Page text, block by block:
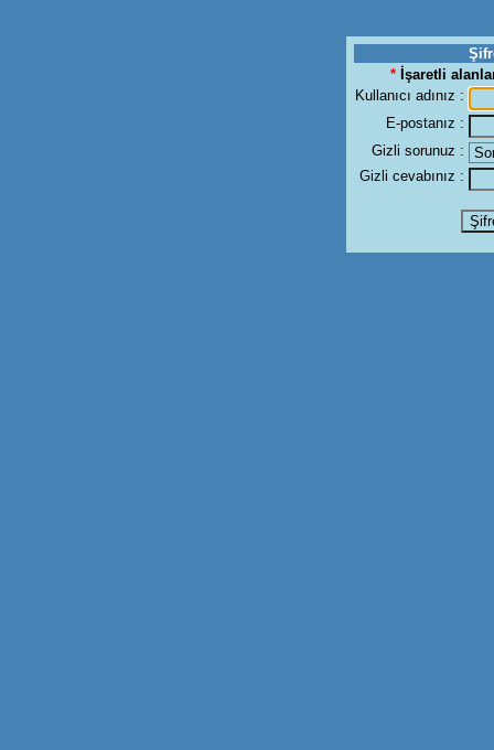
* İşaretli
Kullanıcı adınız :
E-postanız :
Gizli sorunuz :
Gizli cevabınız :